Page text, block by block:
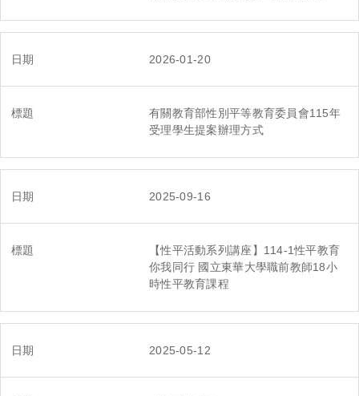
2026-01-20
有關教育部性別平等教育委員會115年
受理學生提案辦理方式
2025-09-16
【性平活動系列講座】114-1性平教育
你我同行 國立東華大學職前教師18小
時性平教育課程
2025-05-12